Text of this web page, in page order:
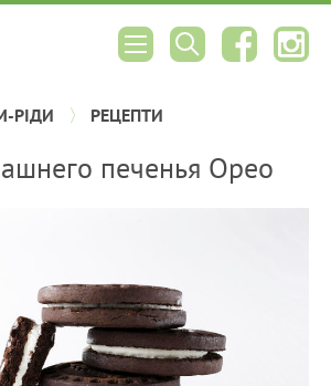
РІДИ РЕЦЕПТИ
печенья Орео